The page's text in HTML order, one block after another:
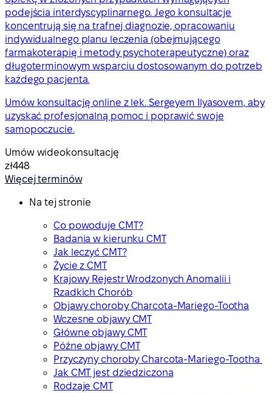
podejścia interdyscyplinarnego. Jego konsultacje
koncentrują się na trafnej diagnozie, opracowaniu
indywidualnego planu leczenia (obejmującego
farmakoterapię i metody psychoterapeutyczne) oraz
długoterminowym wsparciu dostosowanym do potrzeb
każdego pacjenta.
Umów konsultację online z lek. Sergeyem Ilyasovem, aby
uzyskać profesjonalną pomoc i poprawić swoje
samopoczucie.
Umów wideokonsultację
zł448
Więcej terminów
Na tej stronie
Co powoduje CMT?
Badania w kierunku CMT
Jak leczyć CMT?
Życie z CMT
Krajowy Rejestr Wrodzonych Anomalii i
Rzadkich Chorób
Objawy сhoroby Charcota-Mariego-Tootha
Wczesne objawy CMT
Główne objawy CMT
Późne objawy CMT
Przyczyny choroby Charcota-Mariego-Tootha
Jak CMT jest dziedziczona
Rodzaje CMT